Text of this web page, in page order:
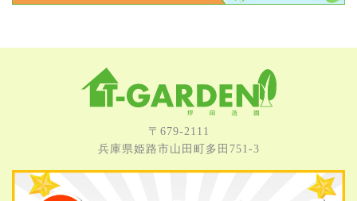
〒679-2111
兵庫県姫路市⼭⽥町多⽥751-3